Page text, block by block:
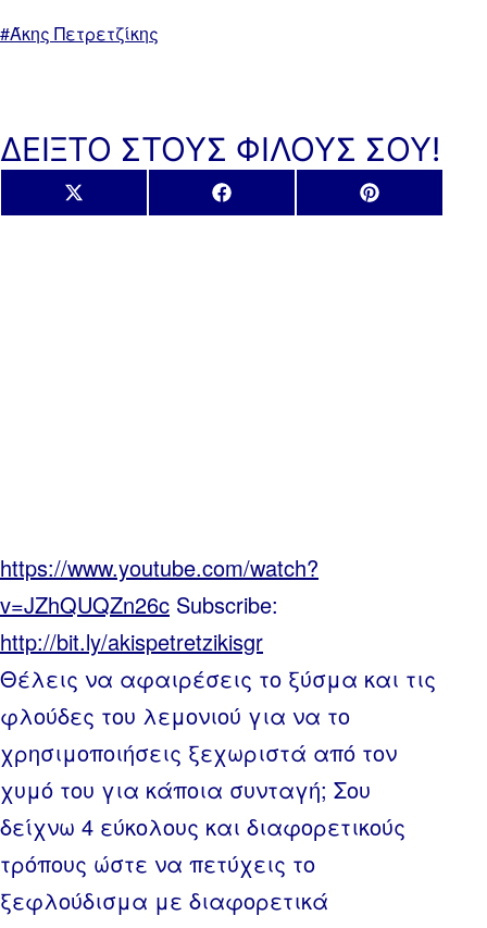
ΜεΆκης Πετρετζίκης
ΔΕΙΞΤΟ ΣΤΟΥΣ ΦΙΛΟΥΣ ΣΟΥ!
Share
on
X
(Twitter)
Share
on
Facebook
Share
on
Pinterest
https://www.youtube.com/watch?
v=JZhQUQZn26c Subscribe:
http://bit.ly/akispetretzikisgr
Θέλεις να αφαιρέσεις το ξύσμα και τις
φλούδες του λεμονιού για να το
χρησιμοποιήσεις ξεχωριστά από τον
χυμό του για κάποια συνταγή; Σου
δείχνω 4 εύκολους και διαφορετικούς
τρόπους ώστε να πετύχεις το
ξεφλούδισμα με διαφορετικά